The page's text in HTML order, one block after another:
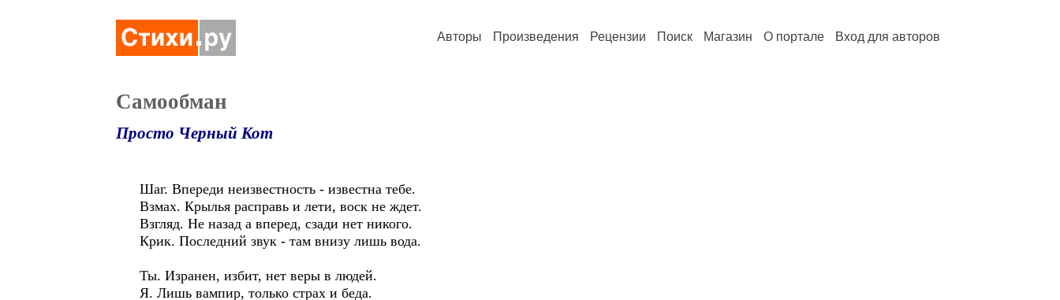
Авторы Произведения Рецензии Поиск Магазин О портале Вход для авторов
Самообман
Просто Черный Кот
Шаг. Впереди неизвестность - известна тебе.
Взмах. Крылья расправь и лети, воск не ждет.
Взгляд. Не назад а вперед, сзади нет никого.
Крик. Последний звук - там внизу лишь вода.
Ты. Изранен, избит, нет веры в людей.
Я. Лишь вампир, только страх и беда.